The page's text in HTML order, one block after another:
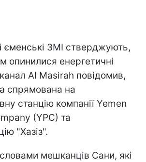
єменські ЗМІ стверджують,
опинилися енергетичні
Al Masirah повідомив,
спрямована на
станцію компанії Yemen
(YPC) та
"Хазіз".
мешканців Сани, які